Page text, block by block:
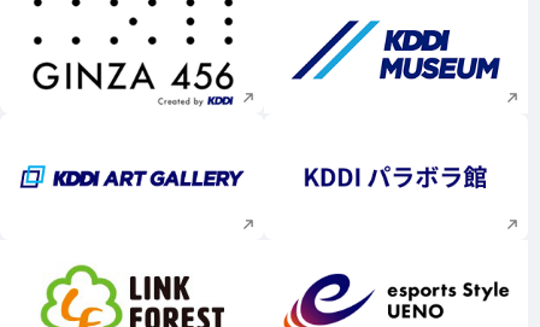
新規ウィンドウで開く 新規ウィンドウで
新規ウィンドウで開く 新規ウィンドウで
新規ウィンドウで開く 新規ウィンドウで